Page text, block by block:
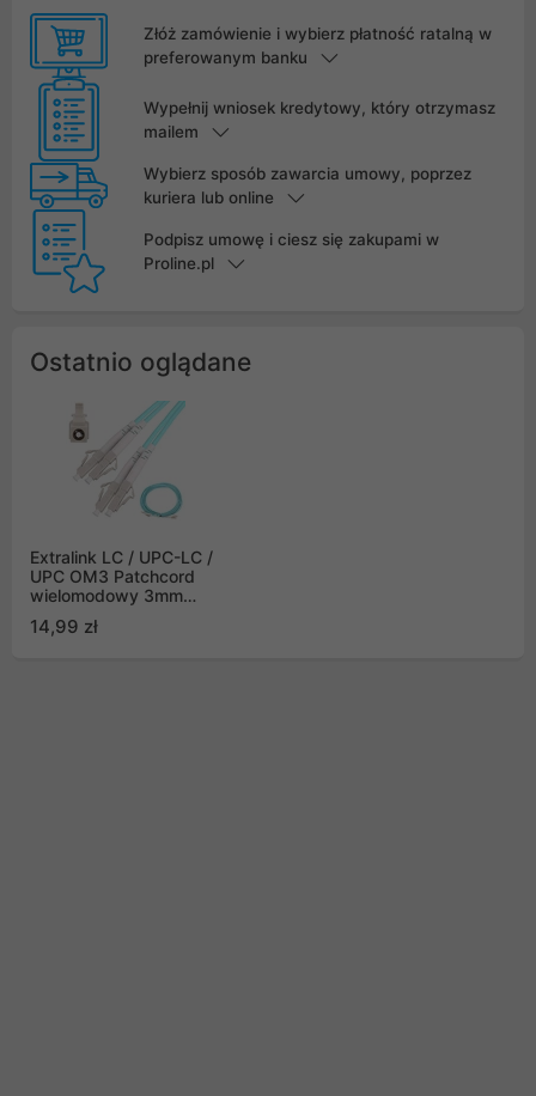
Złóż zamówienie i wybierz płatność ratalną w
preferowanym banku
Wypełnij wniosek kredytowy, który otrzymasz
mailem
Wybierz sposób zawarcia umowy, poprzez
kuriera lub online
Podpisz umowę i ciesz się zakupami w
Proline.pl
Ostatnio oglądane
Extralink LC / UPC-LC /
UPC OM3 Patchcord
wielomodowy 3mm
14,99 zł